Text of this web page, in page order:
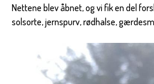
Nettene blev åbnet, og vi fik en del
solsorte, jernspurv, rødhalse,